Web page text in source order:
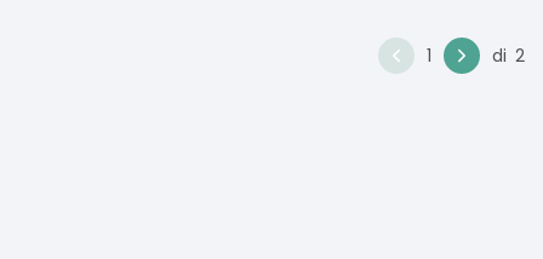
1 di 2